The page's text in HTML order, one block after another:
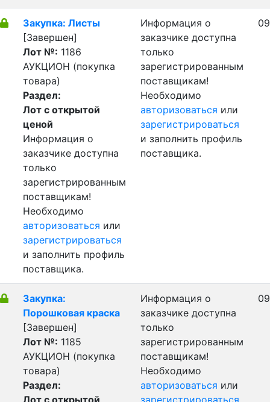
Закупка: Листы
[Завершен]
Лот №: 1186
АУКЦИОН (покупка
товара)
Раздел:
Лот с открытой
ценой
Информация о
заказчике доступна
только
зарегистрированным
поставщикам!
Необходимо
авторизоваться или
зарегистрироваться
и заполнить профиль
поставщика.
Информация о
заказчике доступна
только
зарегистрированным
поставщикам!
Необходимо
авторизоваться или
зарегистрироваться
и заполнить профиль
поставщика.
Закупка:
Порошковая краска
[Завершен]
Лот №: 1185
АУКЦИОН (покупка
товара)
Раздел:
Лот с открытой
Информация о
заказчике доступна
только
зарегистрированным
поставщикам!
Необходимо
авторизоваться или
зарегистрироваться